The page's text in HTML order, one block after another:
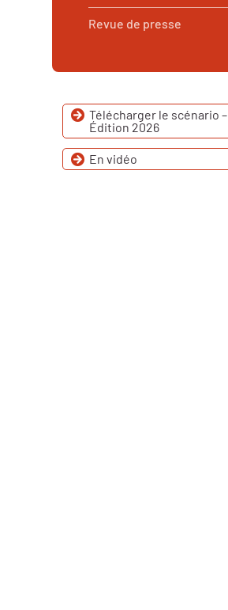
Revue de presse
Télécharger le scénario –
Édition 2026
En vidéo